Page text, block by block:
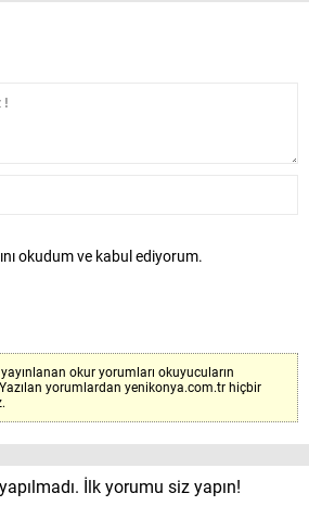
okudum ve kabul ediyorum.
okur yorumları okuyucuların
yorumlardan yenikonya.com.tr hiçbir
İlk yorumu siz yapın!